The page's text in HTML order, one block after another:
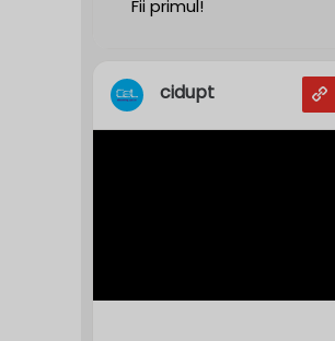
Fii primul!
cidupt